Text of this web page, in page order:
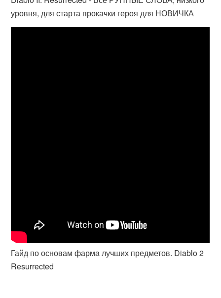
уровня, для старта прокачки героя для НОВИЧКА
Гайд по основам фарма лучших предметов. Diablo 2
Resurrected